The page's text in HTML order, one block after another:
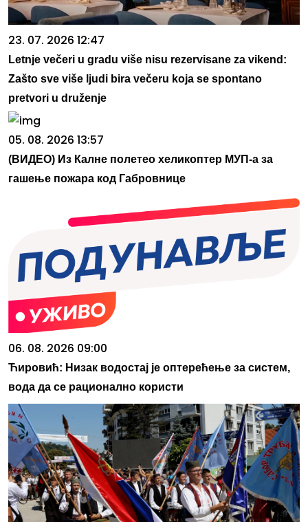
23. 07. 2026 12:47
Letnje večeri u gradu više nisu rezervisane za vikend:
Zašto sve više ljudi bira večeru koja se spontano
pretvori u druženje
05. 08. 2026 13:57
(ВИДЕО) Из Калне полетео хеликоптер МУП-а за
гашење пожара код Габровнице
06. 08. 2026 09:00
Ћировић: Низак водостај је оптерећење за систем,
вода да се рационално користи